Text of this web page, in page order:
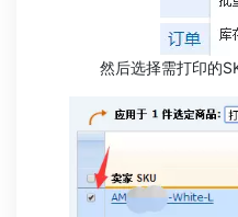
然后选择需打印的